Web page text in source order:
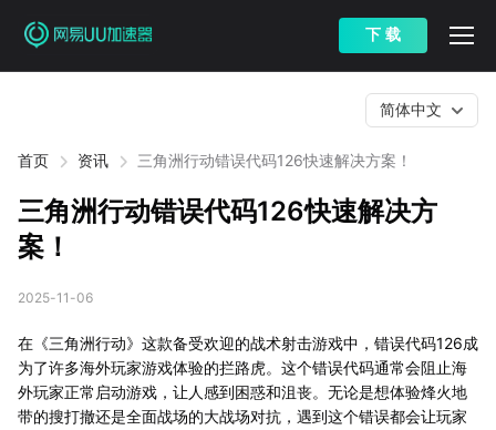
下 载
首页 资讯 三角洲行动错误代码126快速解决方案！
简体中文
三角洲行动错误代码126快速解决方
案！
2025-11-06
在《三角洲行动》这款备受欢迎的战术射击游戏中，错误代码126成
为了许多海外玩家游戏体验的拦路虎。这个错误代码通常会阻止海
外玩家正常启动游戏，让人感到困惑和沮丧。无论是想体验烽火地
带的搜打撤还是全面战场的大战场对抗，遇到这个错误都会让玩家